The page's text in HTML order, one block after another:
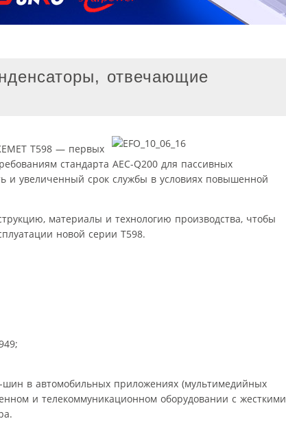
отвечающие
T598 — первых
стандарта AEC-Q200 для пассивных
и увеличенный срок службы в условиях повышенной
материалы и технологию производства, чтобы
новой серии T598.
в автомобильных приложениях (мультимедийных
и телекоммуникационном оборудовании с жесткими